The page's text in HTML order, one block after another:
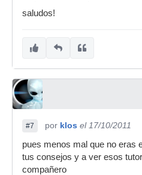
saludos!
#7 por klos el 17/10/2011
pues menos mal que no eras
tus consejos y a ver esos
compañero